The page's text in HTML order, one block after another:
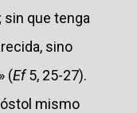
que tenga
sino
(Ef5, 25-27).
mismo